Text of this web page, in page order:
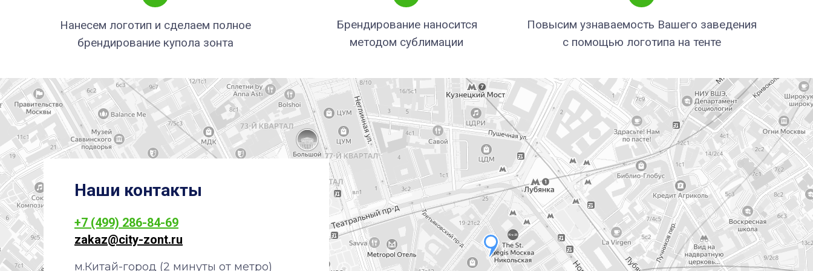
Нанесем логотип и сделаем полное
брендирование купола зонта
Повысим узнаваемость Вашего заведения
с помощью логотипа на тенте
Брендирование наносится
методом сублимации
м.Китай-город (2 минуты от метро)
Наши контакты
zakaz@city-zont.ru
+7 (499) 286-84-69